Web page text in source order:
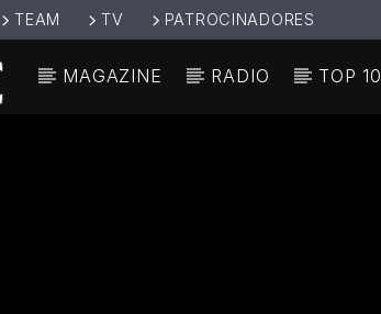
TEAM TV PATROCINADORES
MAGAZINE RADIO TOP 10